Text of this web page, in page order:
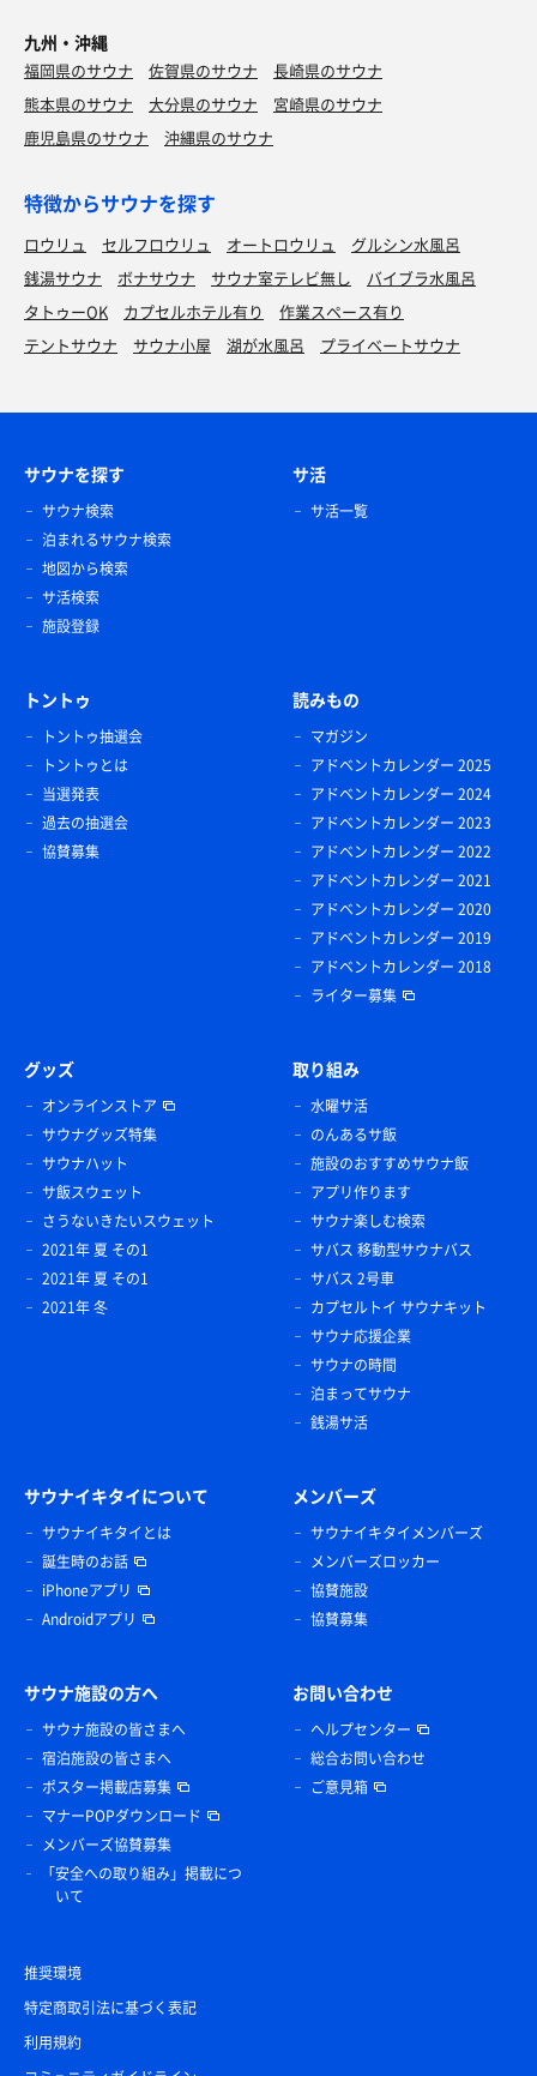
九州・沖縄
福岡県のサウナ 佐賀県のサウナ
長崎県のサウナ
熊本県のサウナ
大分県のサウナ
宮崎県のサウナ
鹿児島県のサウナ
沖縄県のサウナ
特徴からサウナを探す
ロウリュ セルフロウリュ オートロウリュ
グルシン水風呂
銭湯サウナ
ボナサウナ サウナ室テレビ無し
バイブラ水風呂
タトゥーOK
カプセルホテル有り
作業スペース有り
テントサウナ
サウナ小屋 湖が水風呂 プライベートサウナ
サウナを探す
サウナ検索
泊まれるサウナ検索
地図から検索
サ活検索
施設登録
サ活
サ活一覧
トントゥ
トントゥ抽選会
トントゥとは
当選発表
過去の抽選会
協賛募集
読みもの
マガジン
アドベントカレンダー 2025
アドベントカレンダー 2024
アドベントカレンダー 2023
アドベントカレンダー 2022
アドベントカレンダー 2021
アドベントカレンダー 2020
アドベントカレンダー 2019
アドベントカレンダー 2018
ライター募集
グッズ
オンラインストア
サウナグッズ特集
サウナハット
サ飯スウェット
さうないきたいスウェット
2021年 夏 その1
2021年 夏 その1
2021年 冬
取り組み
水曜サ活
のんあるサ飯
施設のおすすめサウナ飯
アプリ作ります
サウナ楽しむ検索
サバス 移動型サウナバス
サバス 2号車
カプセルトイ サウナキット
サウナ応援企業
サウナの時間
泊まってサウナ
銭湯サ活
サウナイキタイについて
サウナイキタイとは
誕生時のお話
iPhoneアプリ
Androidアプリ
メンバーズ
サウナイキタイメンバーズ
メンバーズロッカー
協賛施設
協賛募集
サウナ施設の方へ
サウナ施設の皆さまへ
宿泊施設の皆さまへ
ポスター掲載店募集
マナーPOPダウンロード
メンバーズ協賛募集
「安全への取り組み」掲載につ
いて
お問い合わせ
ヘルプセンター
総合お問い合わせ
ご意見箱
推奨環境
特定商取引法に基づく表記
利用規約